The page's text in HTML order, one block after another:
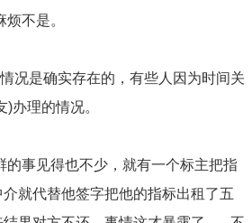
不是。
况是确实存在的，有些人因为时间关
办理的情况。
事见得也不少，就有一个标主把指
就代替他签字把他的指标出租了五